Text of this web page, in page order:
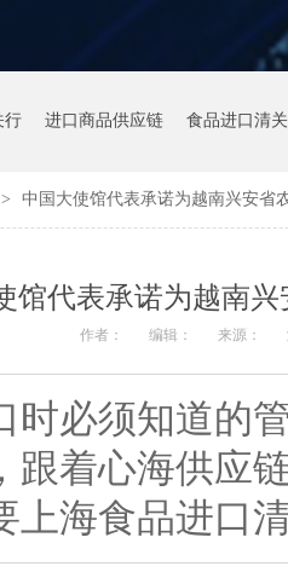
行 进口商品供应链 食品进口清
> 中国大使馆代表承诺为越南兴安省
馆代表承诺为越南
作者： 编辑： 来源：
时必须知道的
跟着心海供应
上海食品进口